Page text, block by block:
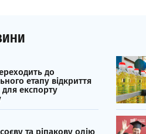
до
етапу відкриття
експорту